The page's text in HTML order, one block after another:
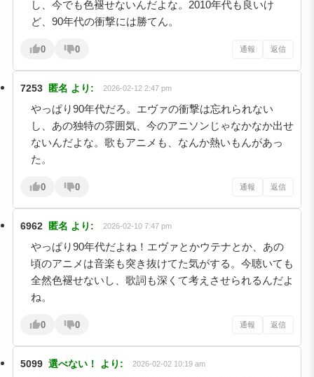
し、今でも色褪せないんだよな。2010年代も良いけ
ど、90年代の衝撃には勝てん。
0 0 通報 返信
7253 匿名 より: 2026-02-12 2:47 pm
やっぱり90年代だろ。エヴァの衝撃は忘れられない
し、あの独特の雰囲気、今のアニソンじゃなかなか出せ
ないんだよな。歌もアニメも、なんか熱いもんがあっ
た。
0 0 通報 返信
6962 匿名 より: 2026-02-10 7:47 pm
やっぱり90年代だよね！エヴァとかウテナとか、あの
頃のアニメは音楽も突き抜けてた気がする。今聴いても
全然色褪せないし、歌詞も深くて考えさせられるんだよ
ね。
0 0 通報 返信
5099 選べない！ より: 2026-02-02 10:19 am